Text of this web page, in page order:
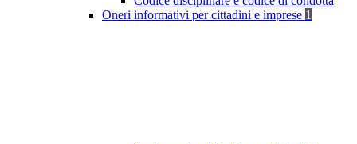
Oneri informativi per cittadini e imprese 1